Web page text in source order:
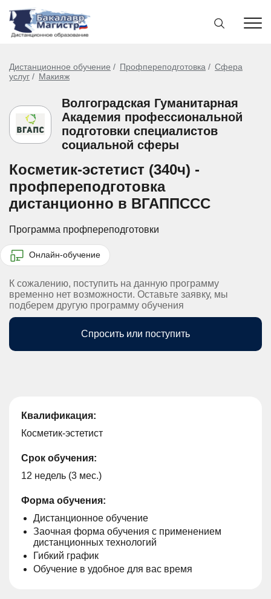
Дистанционное обучение Профпереподготовка
Сфера
услуг
Макияж
Волгоградская Гуманитарная
Академия профессиональной
подготовки специалистов
социальной сферы
Косметик-эстетист (340ч) -
профпереподготовка
дистанционно в ВГАППССС
Программа профпереподготовки
Онлайн-обучение
К сожалению, поступить на данную программу
временно нет возможности. Оставьте заявку, мы
подберем другую программу обучения
Спросить или поступить
Квалификация:
Косметик-эстетист
Срок обучения:
12 недель (3 мес.)
Форма обучения:
Дистанционное обучение
Заочная форма обучения с применением
дистанционных технологий
Гибкий график
Обучение в удобное для вас время